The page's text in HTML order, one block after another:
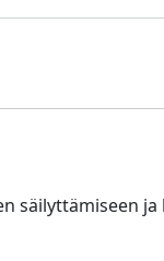
säilyttämiseen